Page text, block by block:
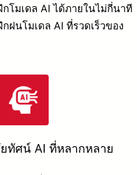
โมเดล AI ได้ภายในไม่กี่นาที
ฝนโมเดล AI ที่รวดเร็วของ
ทัศน์ AI ที่หลากหลาย